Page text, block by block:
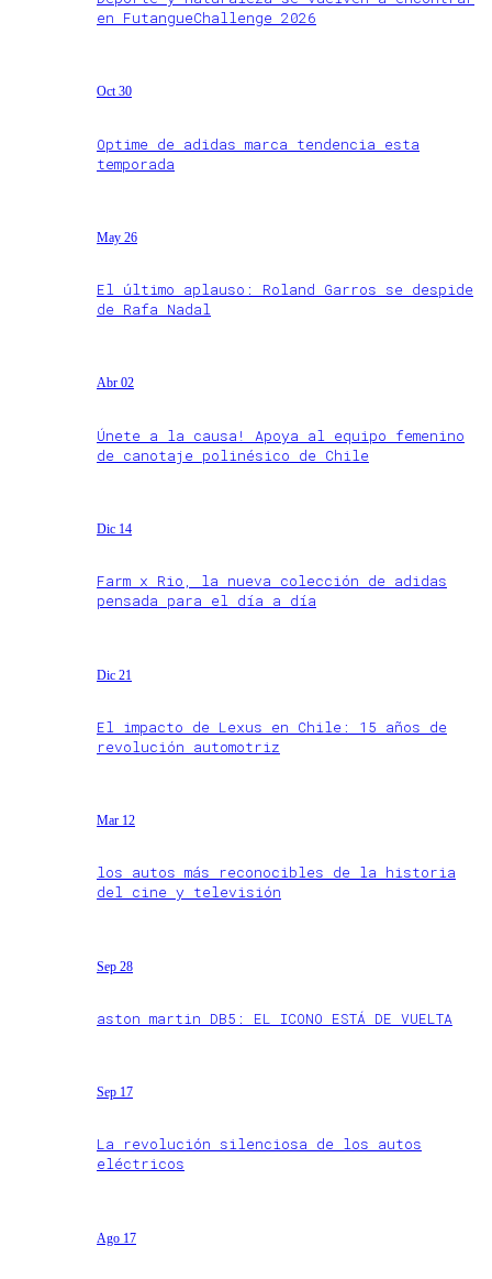
en FutangueChallenge 2026
Oct 30
Optime de adidas marca tendencia esta
temporada
May 26
El último aplauso: Roland Garros se despide
de Rafa Nadal
Abr 02
Únete a la causa! Apoya al equipo femenino
de canotaje polinésico de Chile
Dic 14
Farm x Rio, la nueva colección de adidas
pensada para el día a día
Dic 21
El impacto de Lexus en Chile: 15 años de
revolución automotriz
Mar 12
los autos más reconocibles de la historia
del cine y televisión
Sep 28
aston martin DB5: EL ICONO ESTÁ DE VUELTA
Sep 17
La revolución silenciosa de los autos
eléctricos
Ago 17